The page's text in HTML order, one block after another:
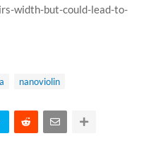
width-but-could-lead-to-
nanoviolin